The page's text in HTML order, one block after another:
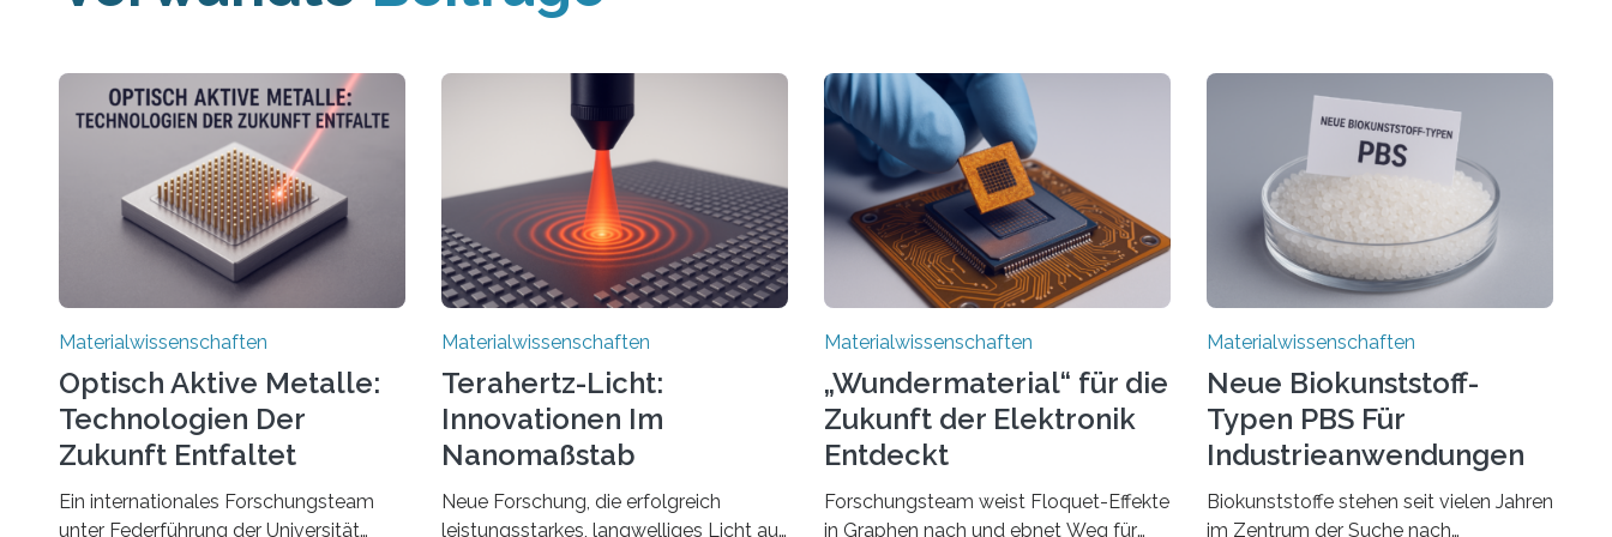
Materialwissenschaften
Optisch Aktive Metalle:
Technologien Der
Zukunft Entfaltet
Ein internationales Forschungsteam
unter Federführung der Universität
Materialwissenschaften
Terahertz-Licht:
Innovationen Im
Nanomaßstab
Entdecken
Neue Forschung, die erfolgreich
leistungsstarkes, langwelliges Licht auf
Materialwissenschaften
„Wundermaterial“ für die
Zukunft der Elektronik
Entdeckt
Forschungsteam weist Floquet-Effekte
in Graphen nach und ebnet Weg für
Materialwissenschaften
Neue Biokunststoff-
Typen PBS Für
Industrieanwendungen
Biokunststoffe stehen seit vielen Jahren
im Zentrum der Suche nach